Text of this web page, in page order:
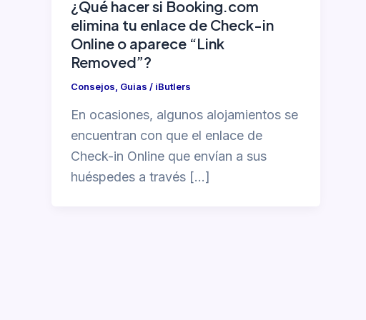
¿Qué hacer si Booking.com
elimina tu enlace de Check-in
Online o aparece “Link
Removed”?
Consejos, Guias / iButlers
En ocasiones, algunos alojamientos se
encuentran con que el enlace de
Check-in Online que envían a sus
huéspedes a través […]